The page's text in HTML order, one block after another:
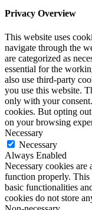
Privacy Overview
This website uses
navigate through the
are categorized as
essential for the
also use third-party
you use this website.
only with your
cookies. But opting
on your browsing
Necessary
Necessary
Always Enabled
Necessary cookies are
function properly. This
basic functionalities
cookies do not store